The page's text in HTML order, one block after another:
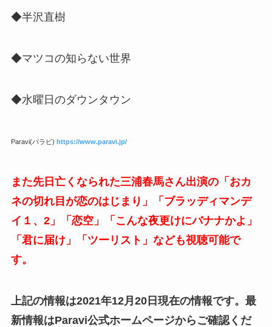
◆半沢直樹
◆マツコの知らない世界
◆水曜日のダウンタウン
Paravi(パラビ) https://www.paravi.jp/
また先日亡くなられた三浦春馬さん出演の「おカ
ネの切れ目が恋のはじまり」「ブラッディマンデ
イ１、2」「恋空」「こんな夜更けにバナナかよ」
「君に届け」「ツーリスト」なども視聴可能で
す。
上記の情報は2021年12月20日現在の情報です。最
新情報はParavi公式ホームページからご確認くだ